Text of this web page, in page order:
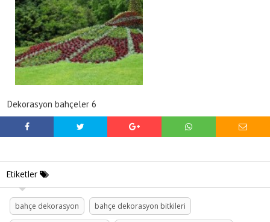
Dekorasyon bahçeler 6
Etiketler
bahçe dekorasyon bahçe dekorasyon bitkileri